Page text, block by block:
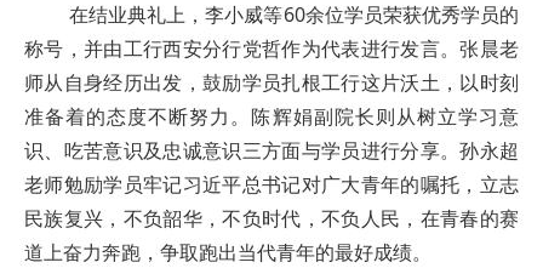
在结业典礼上，李小威等60余位学员荣获优秀学员的
称号，并由工行西安分行党哲作为代表进行发言。张晨老
师从自身经历出发，鼓励学员扎根工行这片沃土，以时刻
准备着的态度不断努力。陈辉娟副院长则从树立学习意
识、吃苦意识及忠诚意识三方面与学员进行分享。孙永超
老师勉励学员牢记习近平总书记对广大青年的嘱托，立志
民族复兴，不负韶华，不负时代，不负人民，在青春的赛
道上奋力奔跑，争取跑出当代青年的最好成绩。